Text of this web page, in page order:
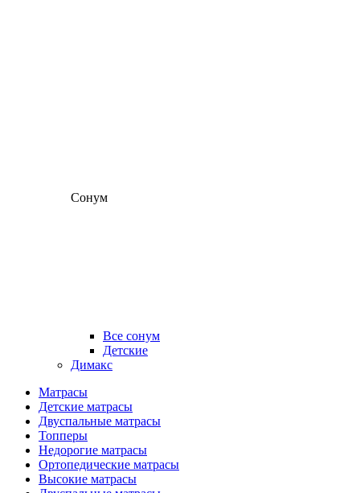
Сонум
Все сонум
Детские
Димакс
Матрасы
Детские матрасы
Двуспальные матрасы
Топперы
Недорогие матрасы
Ортопедические матрасы
Высокие матрасы